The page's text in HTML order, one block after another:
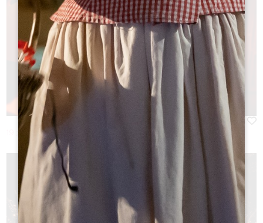
19 九月份 2026 - 来自 17:30 à 00:00